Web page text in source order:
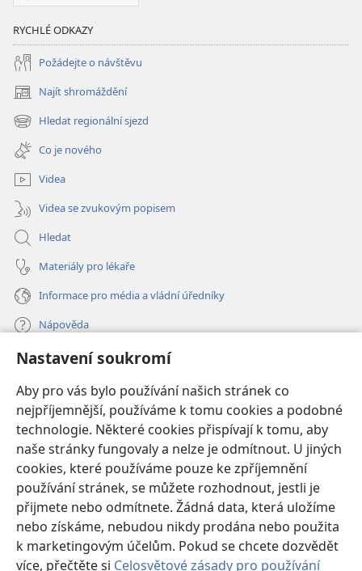
Nastavení soukromí
Aby pro vás bylo používání našich stránek co
nejpříjemnější, používáme k tomu cookies a podobné
technologie. Některé cookies přispívají k tomu, aby
naše stránky fungovaly a nelze je odmítnout. U jiných
cookies, které používáme pouze ke zpříjemnění
používání stránek, se můžete rozhodnout, jestli je
přijmete nebo odmítnete. Žádná data, která uložíme
nebo získáme, nebudou nikdy prodána nebo použita
k marketingovým účelům. Pokud se chcete dozvědět
více, přečtěte si Celosvětové zásady pro používání
RYCHLÉ ODKAZY
Požádejte o návštěvu
Najít shromáždění
(otevřeno
nové
okno)
Hledat regionální sjezd
(otevřeno
nové
okno)
Co je nového
Videa
Videa se zvukovým popisem
Hledat
Materiály pro lékaře
Informace pro média a vládní úředníky
Nápověda
Dary
nové
okno) ONLINE KNIHOVNA Strážné věže
(otevřeno
nové
okno)JW Hub®
(otevřeno
nové
okno)JW Library
Watchtower Library